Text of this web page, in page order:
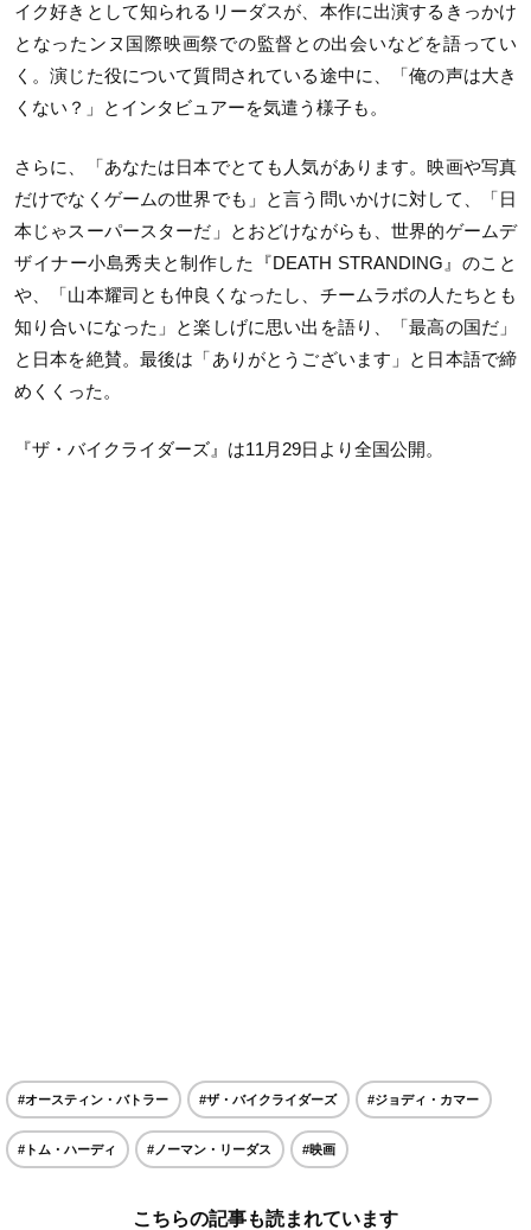
イク好きとして知られるリーダスが、本作に出演するきっかけ
となったンヌ国際映画祭での監督との出会いなどを語ってい
く。演じた役について質問されている途中に、「俺の声は大き
くない？」とインタビュアーを気遣う様子も。
さらに、「あなたは日本でとても人気があります。映画や写真
だけでなくゲームの世界でも」と言う問いかけに対して、「日
本じゃスーパースターだ」とおどけながらも、世界的ゲームデ
ザイナー小島秀夫と制作した『DEATH STRANDING』のこと
や、「山本耀司とも仲良くなったし、チームラボの人たちとも
知り合いになった」と楽しげに思い出を語り、「最高の国だ」
と日本を絶賛。最後は「ありがとうございます」と日本語で締
めくくった。
『ザ・バイクライダーズ』は11月29日より全国公開。
#オースティン・バトラー #ザ・バイクライダーズ #ジョディ・カマー
#トム・ハーディ #ノーマン・リーダス #映画
こちらの記事も読まれています